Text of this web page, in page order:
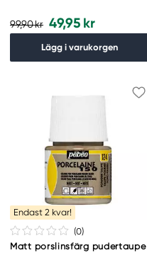
99,90 kr 49,95 kr
Lägg i varukorgen
Endast 2 kvar!
(0)
Matt porslinsfärg pudertaupe